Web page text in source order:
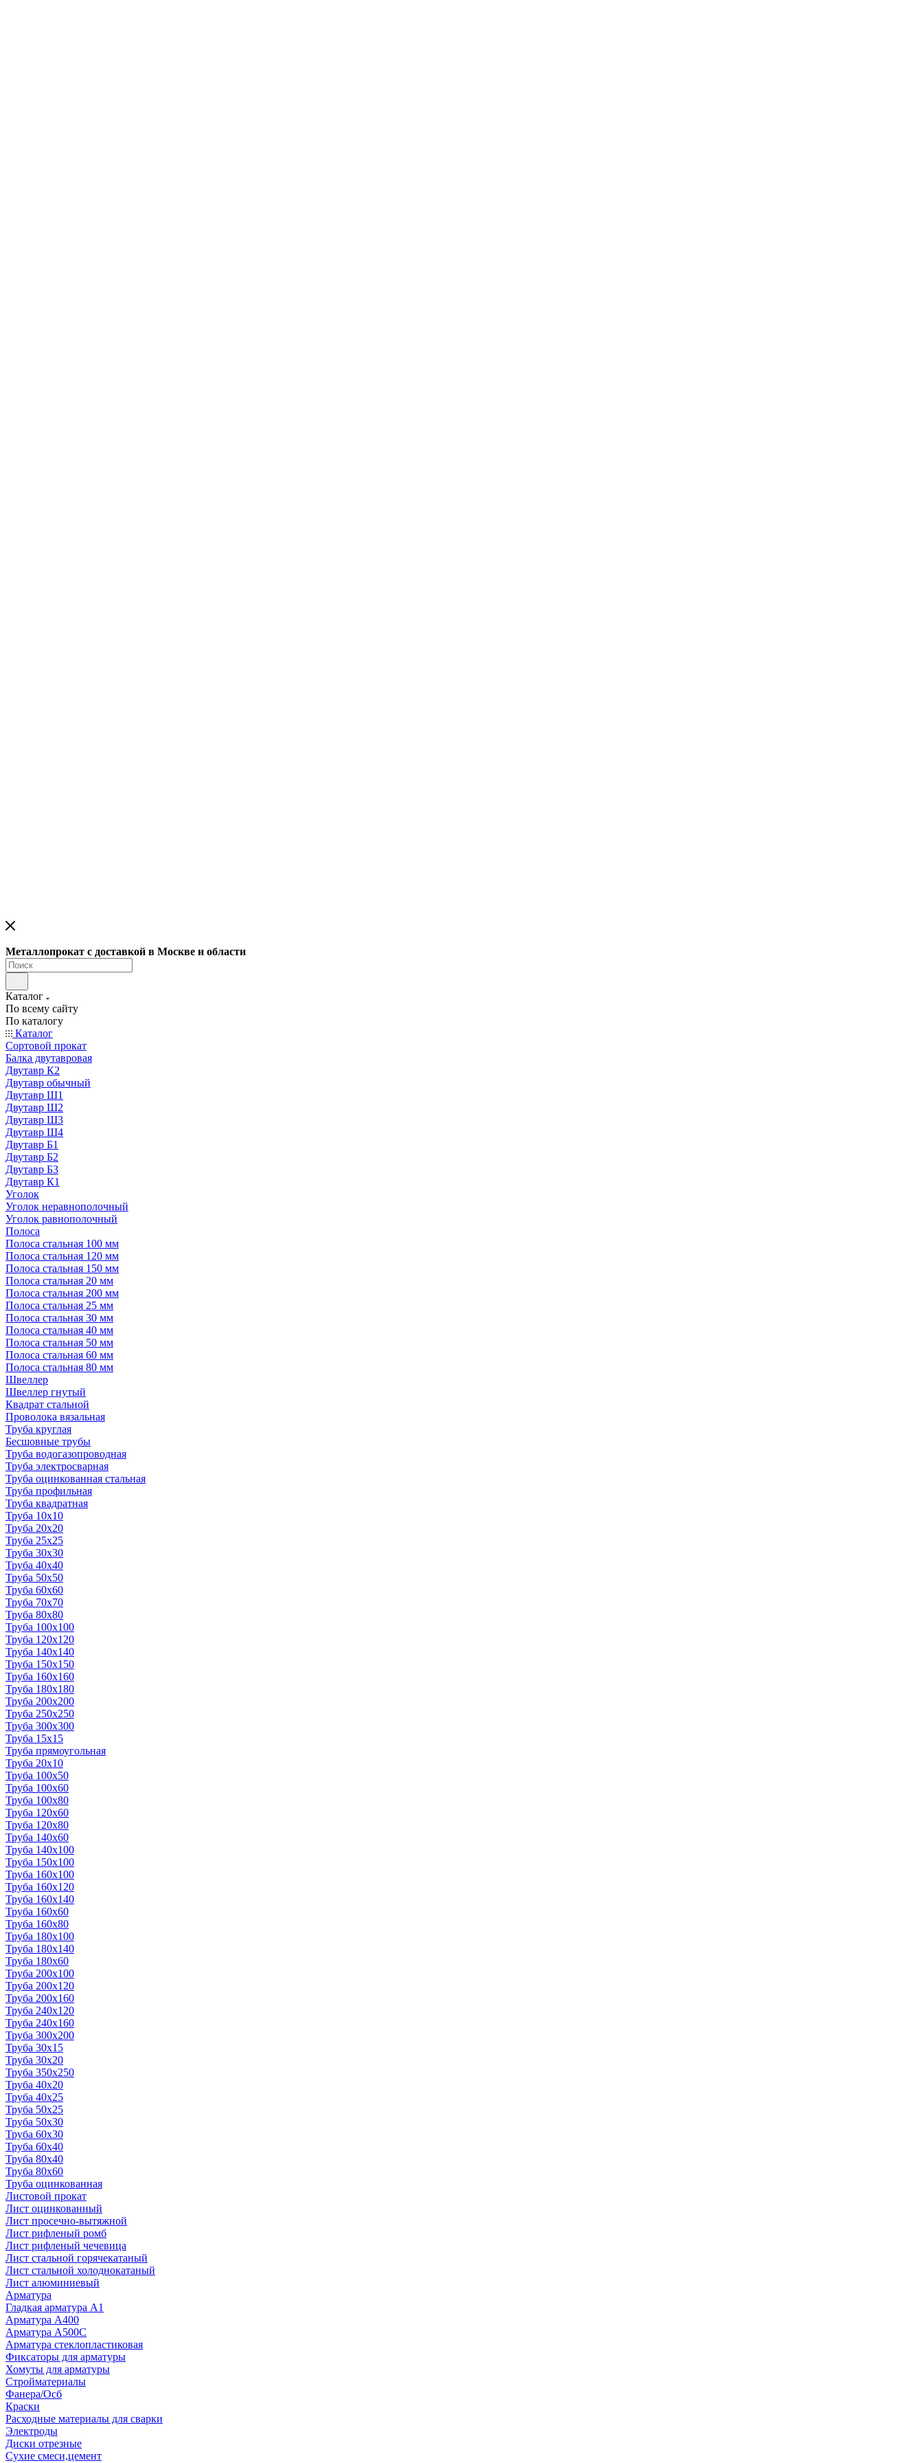
Металлопрокат с доставкой в Москве и области
Каталог
По всему сайту
По каталогу
Каталог
Сортовой прокат
Балка двутавровая
Двутавр К2
Двутавр обычный
Двутавр Ш1
Двутавр Ш2
Двутавр Ш3
Двутавр Ш4
Двутавр Б1
Двутавр Б2
Двутавр Б3
Двутавр К1
Уголок
Уголок неравнополочный
Уголок равнополочный
Полоса
Полоса стальная 100 мм
Полоса стальная 120 мм
Полоса стальная 150 мм
Полоса стальная 20 мм
Полоса стальная 200 мм
Полоса стальная 25 мм
Полоса стальная 30 мм
Полоса стальная 40 мм
Полоса стальная 50 мм
Полоса стальная 60 мм
Полоса стальная 80 мм
Швеллер
Швеллер гнутый
Квадрат стальной
Проволока вязальная
Труба круглая
Бесшовные трубы
Труба водогазопроводная
Труба электросварная
Труба оцинкованная стальная
Труба профильная
Труба квадратная
Труба 10x10
Труба 20x20
Труба 25x25
Труба 30x30
Труба 40x40
Труба 50x50
Труба 60x60
Труба 70x70
Труба 80x80
Труба 100x100
Труба 120x120
Труба 140x140
Труба 150x150
Труба 160x160
Труба 180x180
Труба 200x200
Труба 250x250
Труба 300x300
Труба 15x15
Труба прямоугольная
Труба 20x10
Труба 100x50
Труба 100x60
Труба 100x80
Труба 120x60
Труба 120x80
Труба 140x60
Труба 140x100
Труба 150x100
Труба 160x100
Труба 160x120
Труба 160x140
Труба 160x60
Труба 160x80
Труба 180x100
Труба 180x140
Труба 180x60
Труба 200x100
Труба 200x120
Труба 200x160
Труба 240x120
Труба 240x160
Труба 300x200
Труба 30x15
Труба 30x20
Труба 350x250
Труба 40x20
Труба 40x25
Труба 50x25
Труба 50x30
Труба 60x30
Труба 60x40
Труба 80x40
Труба 80x60
Труба оцинкованная
Листовой прокат
Лист оцинкованный
Лист просечно-вытяжной
Лист рифленый ромб
Лист рифленый чечевица
Лист стальной горячекатаный
Лист стальной холоднокатаный
Лист алюминиевый
Арматура
Гладкая арматура А1
Арматура А400
Арматура A500C
Арматура стеклопластиковая
Фиксаторы для арматуры
Хомуты для арматуры
Стройматериалы
Фанера/Осб
Краски
Расходные материалы для сварки
Электроды
Диски отрезные
Сухие смеси,цемент